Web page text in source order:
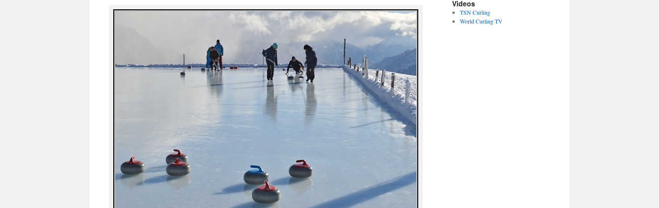
Videos
TSN Curling
World Curling TV